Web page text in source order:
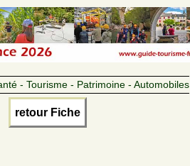
- Tourisme - Patrimoine - Automobiles
retour Fiche